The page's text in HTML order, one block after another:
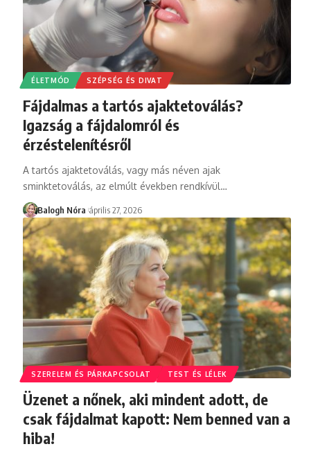
ÉLETMÓD SZÉPSÉG ÉS DIVAT
Fájdalmas a tartós ajaktetoválás?
Igazság a fájdalomról és
érzéstelenítésről
A tartós ajaktetoválás, vagy más néven ajak
sminktetoválás, az elmúlt években rendkívül…
Balogh Nóra április 27, 2026
SZERELEM ÉS PÁRKAPCSOLAT TEST ÉS LÉLEK
Üzenet a nőnek, aki mindent adott, de
csak fájdalmat kapott: Nem benned van a
hiba!